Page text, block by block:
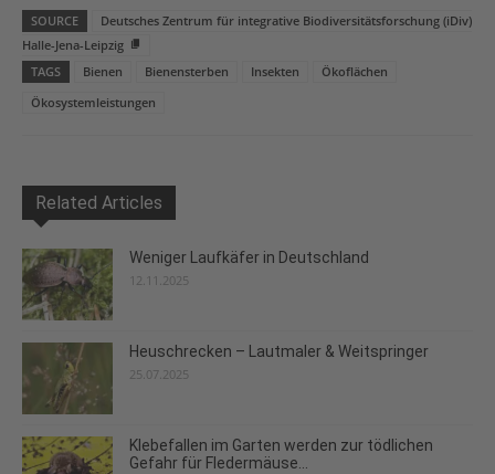
SOURCE
Deutsches Zentrum für integrative Biodiversitätsforschung (iDiv)
Halle-Jena-Leipzig
TAGS
Bienen Bienensterben Insekten
Ökoflächen
Ökosystemleistungen
Related Articles
Weniger Laufkäfer in Deutschland
12.11.2025
Heuschrecken – Lautmaler & Weitspringer
25.07.2025
Klebefallen im Garten werden zur tödlichen
Gefahr für Fledermäuse...